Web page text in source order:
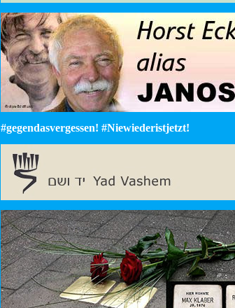
#gegendasvergessen! #Niewiederistjetzt!